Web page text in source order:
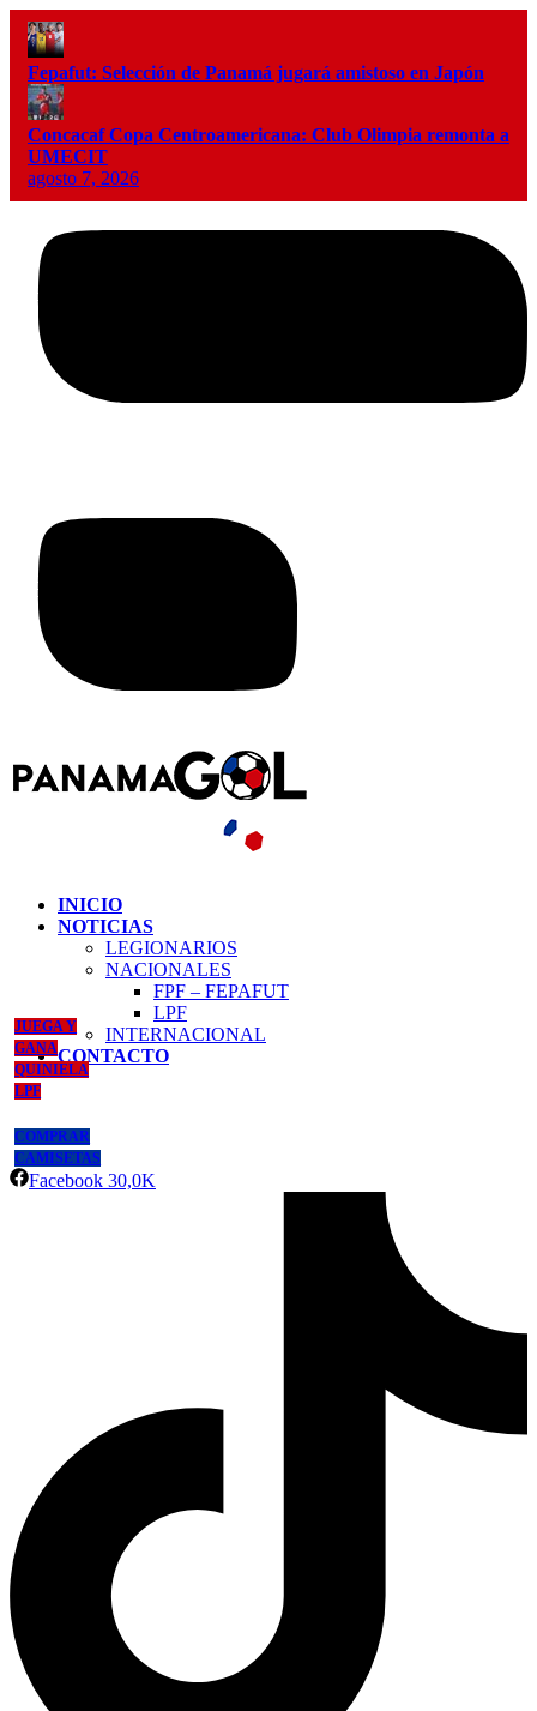
Fepafut: Selección de Panamá jugará amistoso en Japón
Concacaf Copa Centroamericana: Club Olimpia remonta a
UMECIT
agosto 7, 2026
INICIO
NOTICIAS
LEGIONARIOS
NACIONALES
FPF – FEPAFUT
LPF
INTERNACIONAL
CONTACTO
JUEGA Y
GANA
QUINIELA
LPF
COMPRAR
CAMISETAS
Facebook 30,0K